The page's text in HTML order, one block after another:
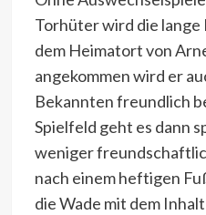
Torhüter wird die lange
dem Heimatort von
angekommen wird er
Bekannten freundlich
Spielfeld geht es dann
weniger
nach einem heftigen
die Wade mit dem